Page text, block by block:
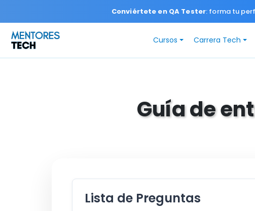
Conviértete en QA Tester: forma tu
Cursos Carrera Tech
Guía de
Lista de Preguntas